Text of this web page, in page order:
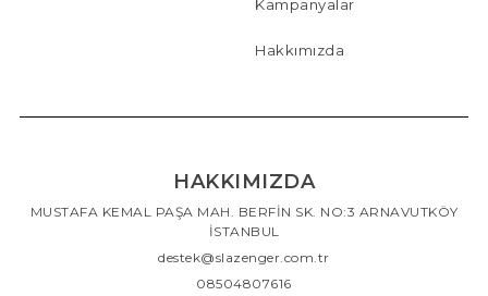
Kampanyalar
Hakkımızda
HAKKIMIZDA
MUSTAFA KEMAL PAŞA MAH. BERFİN SK. NO:3 ARNAVUTKÖY
İSTANBUL
destek@slazenger.com.tr
08504807616